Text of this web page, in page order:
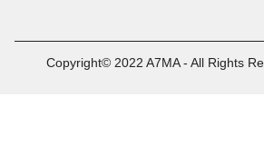
Copyright© 2022 A7MA - All Rights